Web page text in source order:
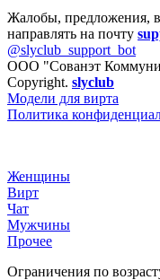
Жалобы, предложения,
направлять на почту
@slyclub_support_bot
ООО "Сованэт
Copyright. slyclub
Модели для вирта
Политика
Женщины
Вирт
Чат
Мужчины
Прочее
Ограничения по